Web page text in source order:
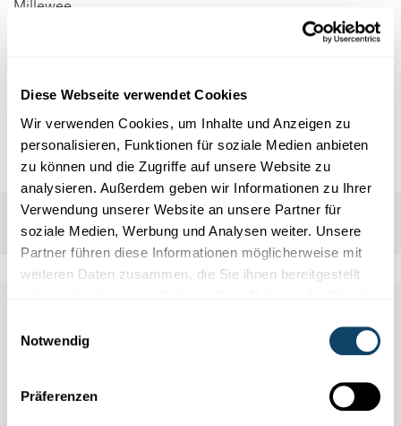
Diese Webseite verwendet Cookies
Wir verwenden Cookies, um Inhalte und Anzeigen zu
personalisieren, Funktionen für soziale Medien anbieten
zu können und die Zugriffe auf unsere Website zu
analysieren. Außerdem geben wir Informationen zu Ihrer
Verwendung unserer Website an unsere Partner für
soziale Medien, Werbung und Analysen weiter. Unsere
Partner führen diese Informationen möglicherweise mit
weiteren Daten zusammen, die Sie ihnen bereitgestellt
Notwendig
Präferenzen
Millewee
Kontakt
contact@eppelduerfer.lu